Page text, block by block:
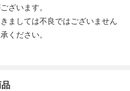
ざいます。
ましては不良ではございません
ください。